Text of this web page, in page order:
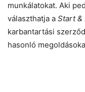
munkálatokat. Aki
választhatja a Start &
karbantartási
hasonló